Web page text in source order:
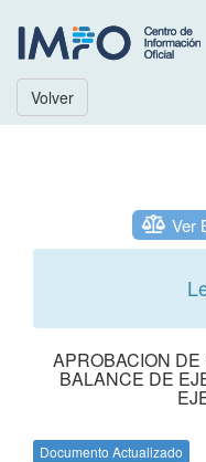
Volver
Ver
APROBACION
BALANCE DE
Documento Actualizado